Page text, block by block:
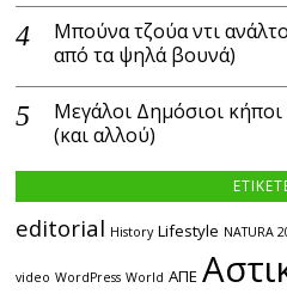
Μπούνα τζούα ντι
από τα ψηλά βουνά)
Μεγάλοι Δημόσιοι
(και αλλού)
editorial History Lifestyle NATURA
video WordPress World ΑΠΕ